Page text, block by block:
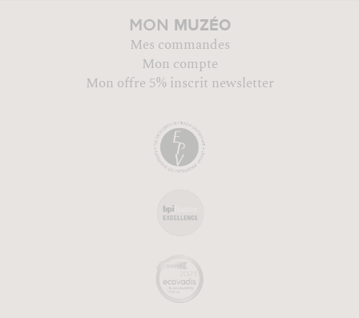
MON MUZÉO
Mes commandes
Mon compte
Mon offre 5% inscrit newsletter